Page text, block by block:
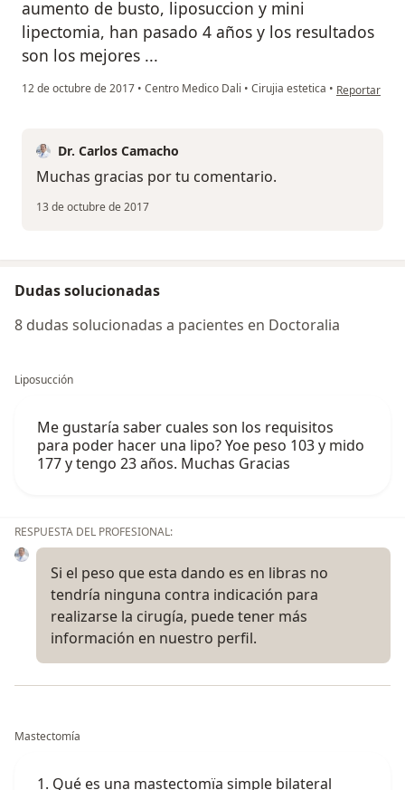
aumento de busto, liposuccion y mini
lipectomia, han pasado 4 años y los resultados
son los mejores ...
12 de octubre de 2017 • Centro Medico Dali • Cirujia estetica • en opinión
Reportar
Dr. Carlos Camacho
Muchas gracias por tu comentario.
13 de octubre de 2017
Dudas solucionadas
8 dudas solucionadas a pacientes en Doctoralia
Liposucción
Me gustaría saber cuales son los requisitos
para poder hacer una lipo? Yoe peso 103 y mido
177 y tengo 23 años. Muchas Gracias
RESPUESTA DEL PROFESIONAL:
Si el peso que esta dando es en libras no
tendría ninguna contra indicación para
realizarse la cirugía, puede tener más
información en nuestro perfil.
Mastectomía
1. Qué es una mastectomïa simple bilateral